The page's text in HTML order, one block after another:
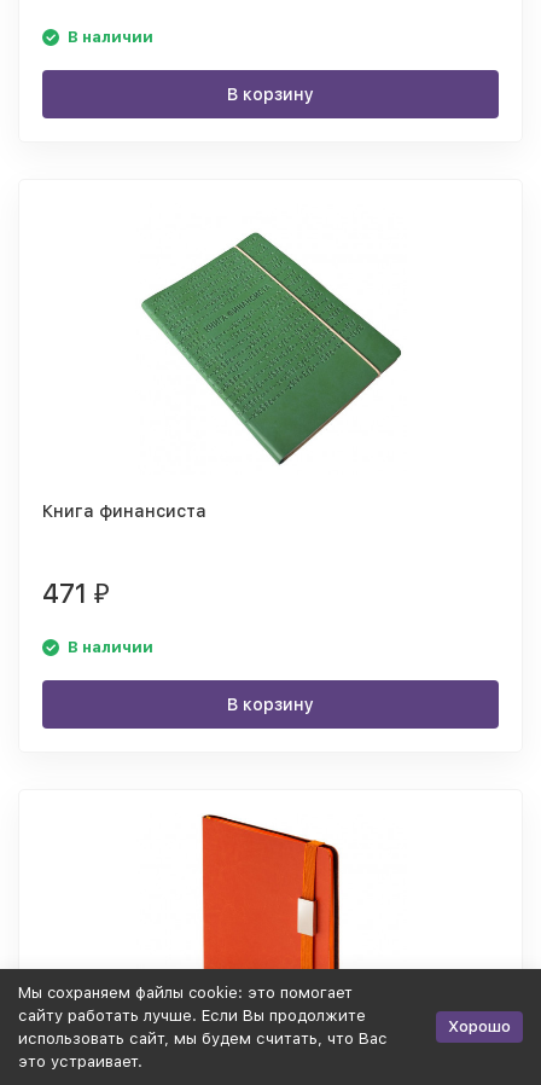
В наличии
В корзину
Книга финансиста
471 ₽
В наличии
В корзину
Мы cохраняем файлы cookie: это помогает
сайту работать лучше. Если Вы продолжите
использовать сайт, мы будем считать, что Вас
это устраивает.
Хорошо